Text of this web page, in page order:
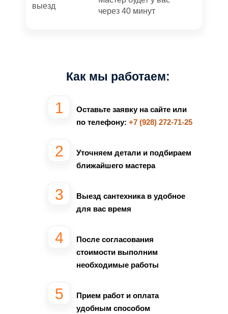
через 40 минут
Как мы работаем:
Оставьте заявку на сайте или
по телефону: +7 (928) 272-71-25
Уточняем детали и подбираем
ближайшего мастера
Выезд сантехника в удобное
для вас время
После согласования
стоимости выполним
необходимые работы
Прием работ и оплата
удобным способом